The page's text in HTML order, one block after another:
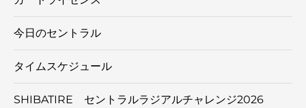
今日のセントラル
タイムスケジュール
SHIBATIRE セントラルラジアルチャレンジ2026